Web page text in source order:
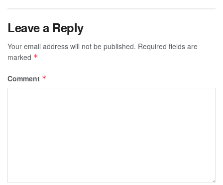
Leave a Reply
Your email address will not be published. Required fields are
marked *
Comment *